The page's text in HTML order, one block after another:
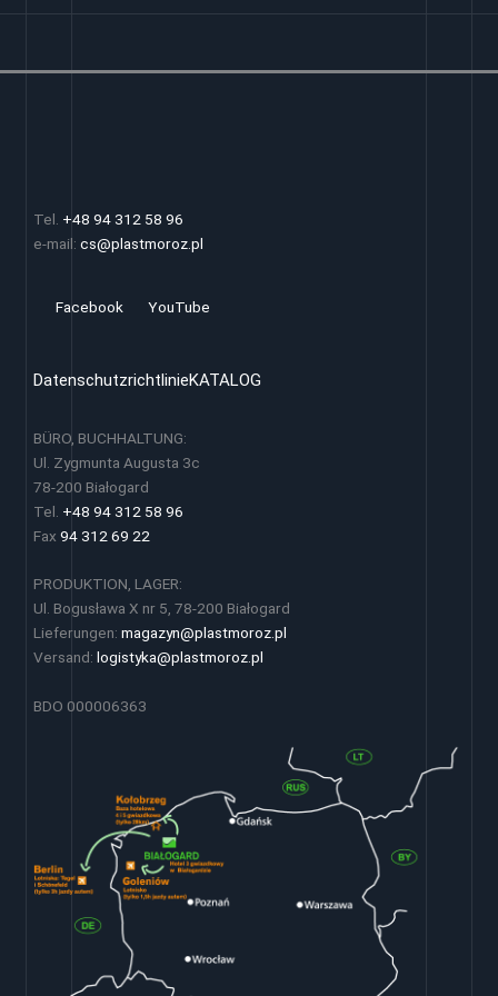
Tel. +48 94 312 58 96
e-mail: cs@plastmoroz.pl
Facebook YouTube
DatenschutzrichtlinieKATALOG
BÜRO, BUCHHALTUNG:
Ul. Zygmunta Augusta 3c
78-200 Białogard
Tel. +48 94 312 58 96
Fax 94 312 69 22
PRODUKTION, LAGER:
Ul. Bogusława X nr 5, 78-200 Białogard
Lieferungen: magazyn@plastmoroz.pl
Versand: logistyka@plastmoroz.pl
BDO 000006363